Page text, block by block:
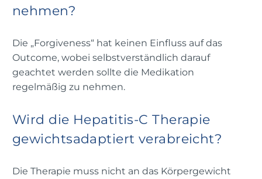
nehmen?
Die „Forgiveness“ hat keinen Einfluss auf das
Outcome, wobei selbstverständlich darauf
geachtet werden sollte die Medikation
regelmäßig zu nehmen.
Wird die Hepatitis-C Therapie
gewichtsadaptiert verabreicht?
Die Therapie muss nicht an das Körpergewicht